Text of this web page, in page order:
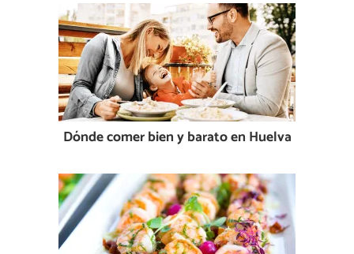
Dónde comer bien y barato en Huelva